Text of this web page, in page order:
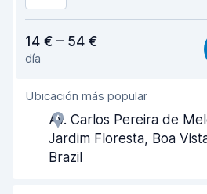
Fácil de encontrar
Amabilidad del agente
Rapidez en la recogida
Rapidez en la entrega
14 € – 54 €
día
Ubicación más popular
Av. Carlos Pereira de
Jardim Floresta, Boa
Brazil